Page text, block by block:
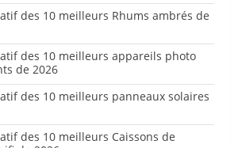
des 10 meilleurs Rhums ambrés de
des 10 meilleurs appareils photo
de 2026
des 10 meilleurs panneaux solaires
des 10 meilleurs Caissons de